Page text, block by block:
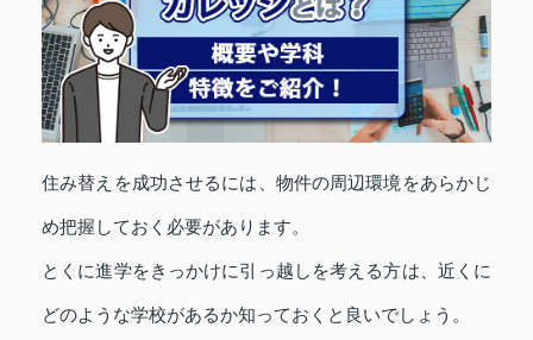
住み替えを成功させるには、物件の周辺環境をあらかじ
め把握しておく必要があります。
とくに進学をきっかけに引っ越しを考える方は、近くに
どのような学校があるか知っておくと良いでしょう。